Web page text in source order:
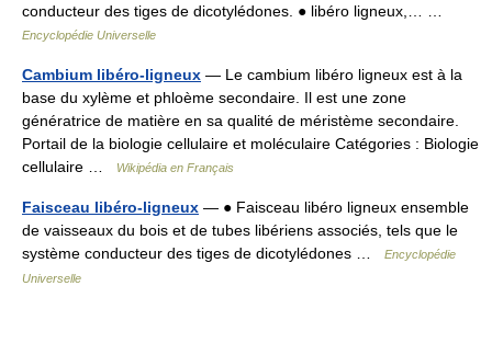
conducteur des tiges de dicotylédones. ● libéro ligneux,… …
Encyclopédie Universelle
Cambium libéro-ligneux — Le cambium libéro ligneux est à la
base du xylème et phloème secondaire. Il est une zone
génératrice de matière en sa qualité de méristème secondaire.
Portail de la biologie cellulaire et moléculaire Catégories : Biologie
cellulaire …
Wikipédia en Français
Faisceau libéro-ligneux — ● Faisceau libéro ligneux ensemble
de vaisseaux du bois et de tubes libériens associés, tels que le
système conducteur des tiges de dicotylédones …
Encyclopédie
Universelle